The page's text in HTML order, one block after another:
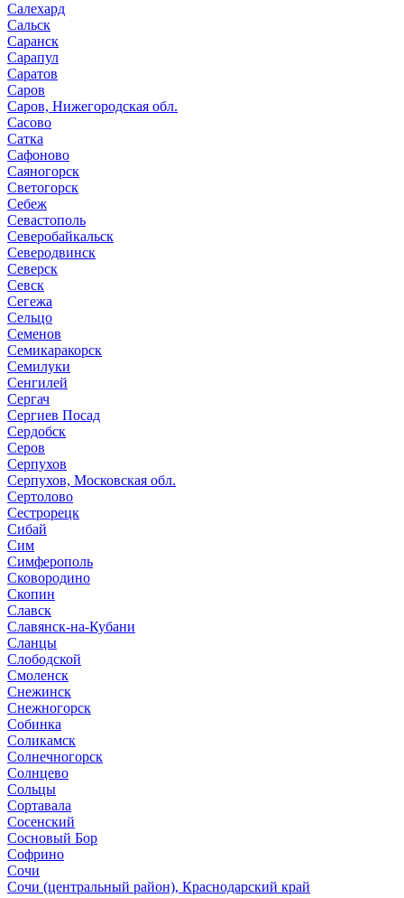
Салехард
Сальск
Саранск
Сарапул
Саратов
Саров
Саров, Нижегородская обл.
Сасово
Сатка
Сафоново
Саяногорск
Светогорск
Себеж
Севастополь
Северобайкальск
Северодвинск
Северск
Севск
Сегежа
Сельцо
Семенов
Семикаракорск
Семилуки
Сенгилей
Сергач
Сергиев Посад
Сердобск
Серов
Серпухов
Серпухов, Московская обл.
Сертолово
Сестрорецк
Сибай
Сим
Симферополь
Сковородино
Скопин
Славск
Славянск-на-Кубани
Сланцы
Слободской
Смоленск
Снежинск
Снежногорск
Собинка
Соликамск
Солнечногорск
Солнцево
Сольцы
Сортавала
Сосенский
Сосновый Бор
Софрино
Сочи
Сочи (центральный район), Краснодарский край